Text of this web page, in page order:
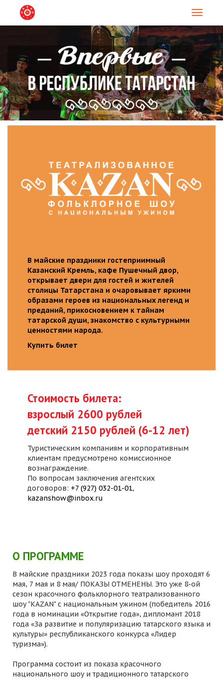
В майские праздники гостеприимный
Казанский Кремль, кафе Пушечный двор,
открывает двери для гостей и жителей
столицы Татарстана и очаровывает яркими
образами героев из национальных легенд и
преданий, прикосновением к тайнам
татарской души, знакомство с культурными
ценностями народа.
Купить билет
Стоимость билета:
взрослый 2600 рублей
детский 2150 рублей (6-12 лет)
Туристическим компаниям и корпоративным
клиентам предусмотрено комиссионное
вознаграждение.
По вопросам заключения агентских
договоров: +7 (927) 032-01-01,
kazanshow@inbox.ru
О ПРОГРАММЕ
В майские праздники 2023 года показы шоу проходят 6
мая, 7 мая и 8 мая/ ПОКАЗЫ ОТМЕНЕНЫ. Это уже 8-ой
сезон красочного фольклорного театрализованного
шоу "KAZAN" с национальным ужином (победитель 2016
года в номинации «Открытие года», дипломант 2018
года «За развитие и популяризацию татарского языка и
культуры» республиканского конкурса «Лидер
туризма»).
Программа состоит из показа красочного
национального шоу и традиционного татарского